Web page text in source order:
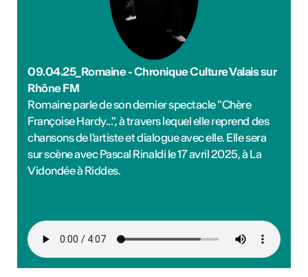
auteur·rices,
et collectifs
Création de deux
poèmes en français.
CHF + prestations
Info :
09.04.25_Romaine - Chronique Culture Valais sur
Rhône FM
Romaine parle de son dernier spectacle "Chère
Françoise Hardy...", à travers lequel elle reprend des
chansons de l'artiste et dialogue avec elle. Elle sera
sur scène avec Pascal Rinaldi le 17 avril 2025, à La
Vidondée à Riddes.